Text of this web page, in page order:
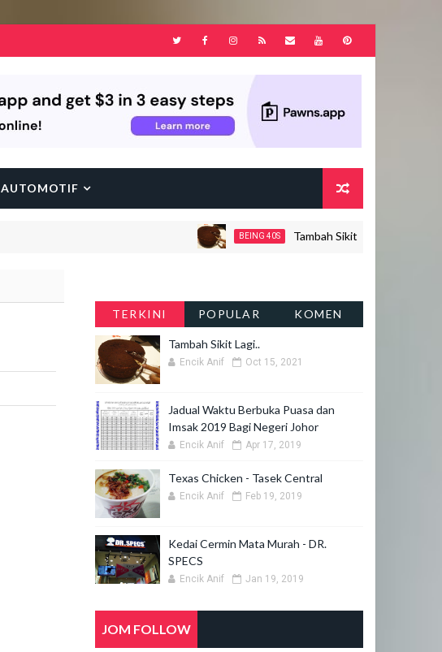
AUTOMOTIF
BEING 40S Tambah Sikit Lagi..
TERKINI POPULAR KOMEN
Tambah Sikit Lagi..
Encik Anif Oct 15, 2021
Jadual Waktu Berbuka Puasa dan
Imsak 2019 Bagi Negeri Johor
Encik Anif Apr 17, 2019
Texas Chicken - Tasek Central
Encik Anif Feb 19, 2019
Kedai Cermin Mata Murah - DR.
SPECS
Encik Anif Jan 19, 2019
JOM FOLLOW